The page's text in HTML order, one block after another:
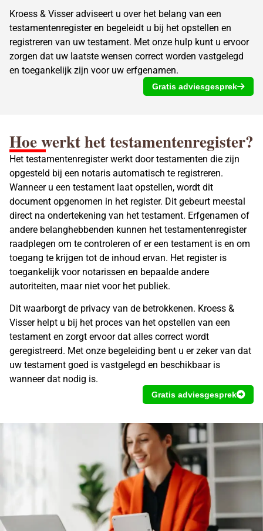
Kroess & Visser adviseert u over het belang van een
testamentenregister en begeleidt u bij het opstellen en
registreren van uw testament. Met onze hulp kunt u ervoor
zorgen dat uw laatste wensen correct worden vastgelegd
en toegankelijk zijn voor uw erfgenamen.
Gratis adviesgesprek
Hoe werkt het testamentenregister?
Het testamentenregister werkt door testamenten die zijn
opgesteld bij een notaris automatisch te registreren.
Wanneer u een testament laat opstellen, wordt dit
document opgenomen in het register. Dit gebeurt meestal
direct na ondertekening van het testament. Erfgenamen of
andere belanghebbenden kunnen het testamentenregister
raadplegen om te controleren of er een testament is en om
toegang te krijgen tot de inhoud ervan. Het register is
toegankelijk voor notarissen en bepaalde andere
autoriteiten, maar niet voor het publiek.
Dit waarborgt de privacy van de betrokkenen. Kroess &
Visser helpt u bij het proces van het opstellen van een
testament en zorgt ervoor dat alles correct wordt
geregistreerd. Met onze begeleiding bent u er zeker van dat
uw testament goed is vastgelegd en beschikbaar is
wanneer dat nodig is.
Gratis adviesgesprek